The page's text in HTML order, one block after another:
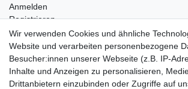
Anmelden
Registrieren
Kontakt
Newsletter Anmeldung
Newsletter Abmeldung
Wir verwenden Cookies und ähnliche
Website und verarbeiten personenbezogene
Besucher:innen unserer Webseite (z.B. IP-
Inhalte und Anzeigen zu personalisieren,
Drittanbietern einzubinden oder Zugriffe auf